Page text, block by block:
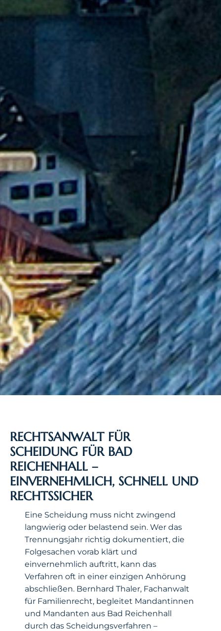
RECHTSANWALT FÜR
SCHEIDUNG FÜR BAD
REICHENHALL –
EINVERNEHMLICH, SCHNELL UND
RECHTSSICHER
Eine Scheidung muss nicht zwingend
langwierig oder belastend sein. Wer das
Trennungsjahr richtig dokumentiert, die
Folgesachen vorab klärt und
einvernehmlich auftritt, kann das
Verfahren oft in einer einzigen Anhörung
abschließen. Bernhard Thaler, Fachanwalt
für Familienrecht, begleitet Mandantinnen
und Mandanten aus Bad Reichenhall
durch das Scheidungsverfahren –